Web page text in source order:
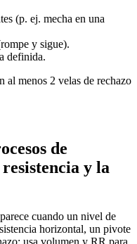
(p. ej. mecha en una
y sigue).
definida.
al menos 2 velas de rechazo
de
y la
cuando un nivel de
horizontal, un pivote
usa volumen y RR para